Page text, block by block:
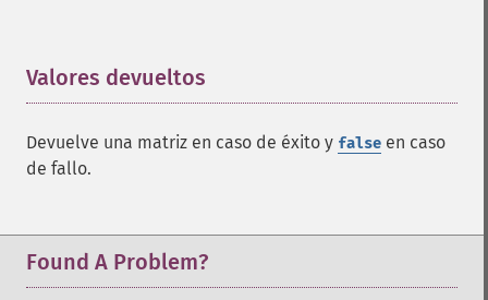
Valores devueltos
Devuelve una matriz en caso de éxito y false en caso
de fallo.
Found A Problem?